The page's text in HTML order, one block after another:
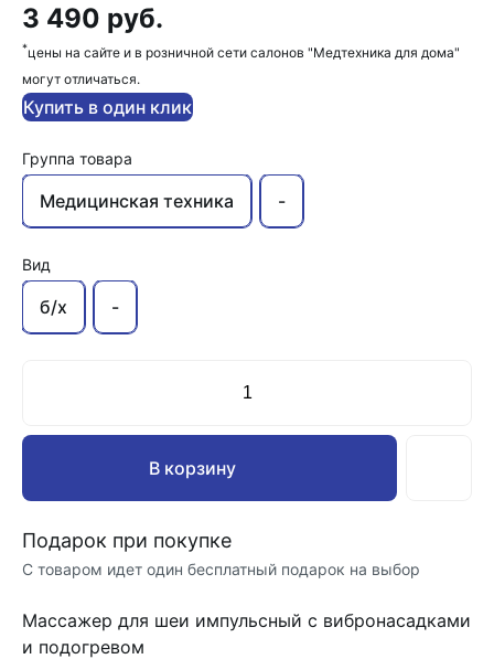
3 490 руб.
*цены на сайте и в розничной сети салонов "Медтехника для дома"
могут отличаться.
Купить в один клик
Группа товара
Медицинская техника -
Вид
б/х -
В корзину
Подарок при покупке
С товаром идет один бесплатный подарок на выбор
Массажер для шеи импульсный с вибронасадками
и подогревом